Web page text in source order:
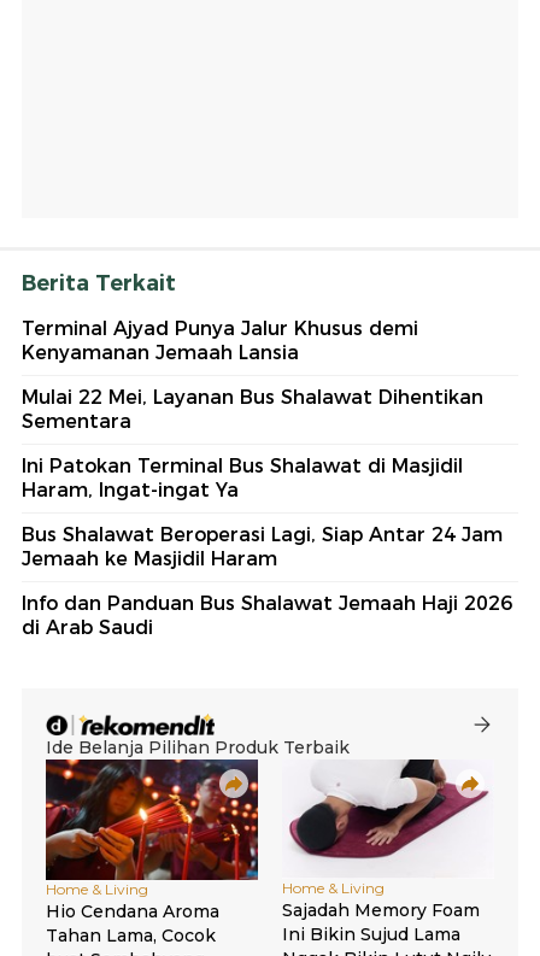
Berita Terkait
Terminal Ajyad Punya Jalur Khusus demi
Kenyamanan Jemaah Lansia
Mulai 22 Mei, Layanan Bus Shalawat Dihentikan
Sementara
Ini Patokan Terminal Bus Shalawat di Masjidil
Haram, Ingat-ingat Ya
Bus Shalawat Beroperasi Lagi, Siap Antar 24 Jam
Jemaah ke Masjidil Haram
Info dan Panduan Bus Shalawat Jemaah Haji 2026
di Arab Saudi